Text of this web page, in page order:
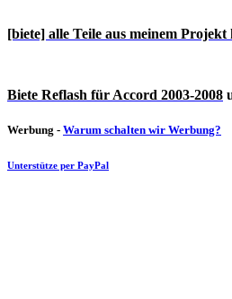
[biete] alle Teile aus meinem
Biete Reflash für Accord 2003-2008
Werbung - Warum schalten wir Werbung?
Unterstütze per PayPal